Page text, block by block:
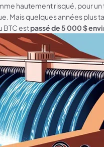
hautement risqué, pour
Mais quelques années plus
BTC estpassé de 5 000 $